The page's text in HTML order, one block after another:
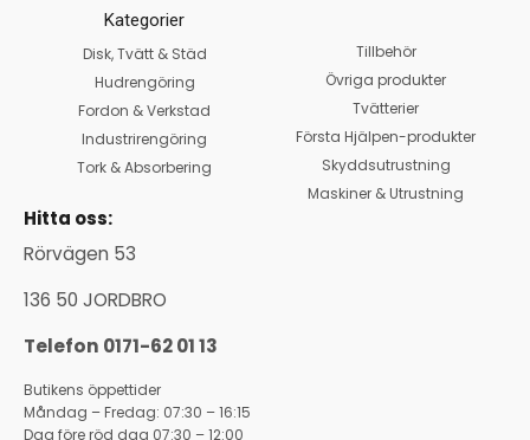
Kategorier
Disk, Tvätt & Städ
Hudrengöring
Fordon & Verkstad
Industrirengöring
Tork & Absorbering
Hitta oss:
Rörvägen 53
136 50 JORDBRO
Telefon 0171-62 01 13
Butikens öppettider
Måndag – Fredag: 07:30 – 16:15
Dag före röd dag 07:30 – 12:00
Tillbehör
Övriga produkter
Tvätterier
Första Hjälpen-produkter
Skyddsutrustning
Maskiner & Utrustning